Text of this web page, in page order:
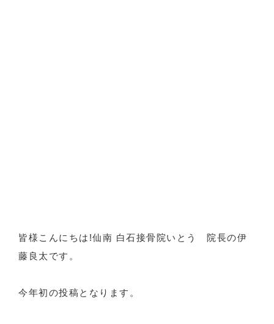
皆様こんにちは!仙南 白石接骨院いとう 院長の伊
藤良太です。
今年初の投稿となります。